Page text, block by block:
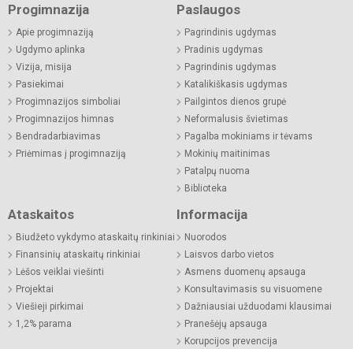
Progimnazija
Apie progimnaziją
Ugdymo aplinka
Vizija, misija
Pasiekimai
Progimnazijos simboliai
Progimnazijos himnas
Bendradarbiavimas
Priėmimas į progimnaziją
Paslaugos
Pagrindinis ugdymas
Pradinis ugdymas
Pagrindinis ugdymas
Katalikiškasis ugdymas
Pailgintos dienos grupė
Neformalusis švietimas
Pagalba mokiniams ir tėvams
Mokinių maitinimas
Patalpų nuoma
Biblioteka
Ataskaitos
Biudžeto vykdymo ataskaitų rinkiniai
Finansinių ataskaitų rinkiniai
Lėšos veiklai viešinti
Projektai
Viešieji pirkimai
1,2% parama
Informacija
Nuorodos
Laisvos darbo vietos
Asmens duomenų apsauga
Konsultavimasis su visuomene
Dažniausiai užduodami klausimai
Pranešėjų apsauga
Korupcijos prevencija